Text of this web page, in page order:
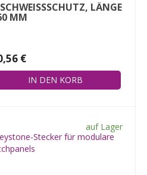
LÄNGE 6
MM
€
auf Lager